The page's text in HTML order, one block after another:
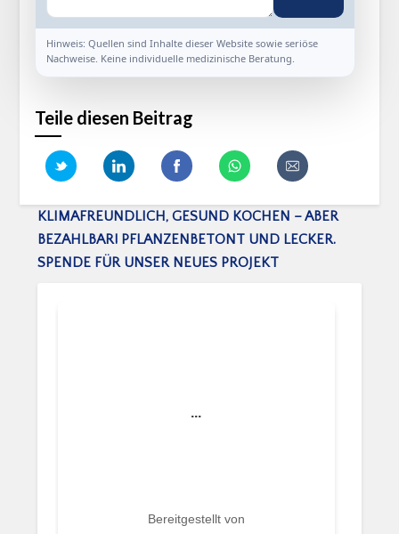
Hinweis: Quellen sind Inhalte dieser Website sowie seriöse
Nachweise. Keine individuelle medizinische Beratung.
Teile diesen Beitrag
KLIMAFREUNDLICH, GESUND KOCHEN – ABER
BEZAHLBAR! PFLANZENBETONT UND LECKER.
SPENDE FÜR UNSER NEUES PROJEKT